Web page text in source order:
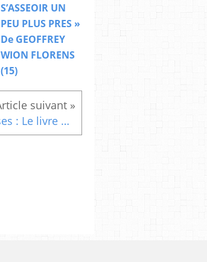
S’ASSEOIR UN
PEU PLUS PRES »
De GEOFFREY
WION FLORENS
(15)
Citations diverses : Le livre de la sérénité Avoir conscience de la fragilité des choses